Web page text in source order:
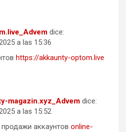
dice:
a las 15:36
https://akkaunty-optom.live
magazin.xyz_Advem dice:
a las 15:52
аккаунтов online-